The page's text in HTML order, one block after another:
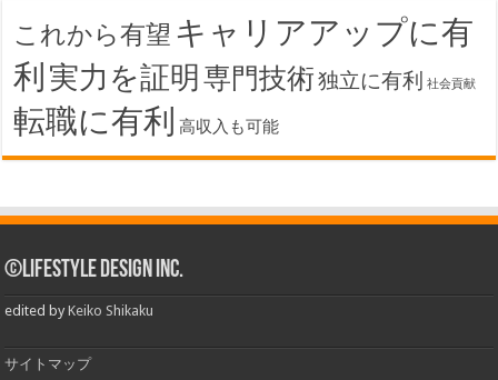
これから有望 キャリアアップに有
利 実力を証明 専門技術独立に有利 社会貢献
転職に有利 高収入も可能
©Lifestyle Design Inc.
edited byKeiko Shikaku
サイトマップ